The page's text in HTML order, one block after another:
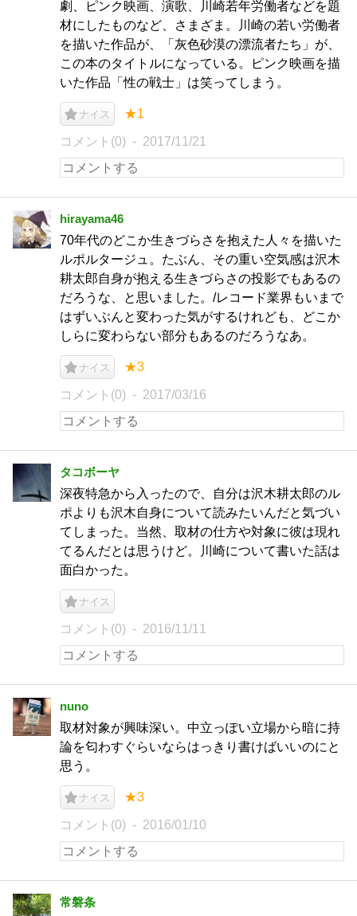
劇、ピンク映画、演歌、川崎若年労働者などを題
材にしたものなど、さまざま。川崎の若い労働者
を描いた作品が、「灰色砂漠の漂流者たち」が、
この本のタイトルになっている。ピンク映画を描
いた作品「性の戦士」は笑ってしまう。
ナイス ★1
コメント(0) 2017/11/21
hirayama46
70年代のどこか生きづらさを抱えた人々を描いた
ルポルタージュ。たぶん、その重い空気感は沢木
耕太郎自身が抱える生きづらさの投影でもあるの
だろうな、と思いました。/レコード業界もいまで
はずいぶんと変わった気がするけれども、どこか
しらに変わらない部分もあるのだろうなあ。
ナイス ★3
コメント(0) 2017/03/16
タコボーヤ
深夜特急から入ったので、自分は沢木耕太郎のル
ポよりも沢木自身について読みたいんだと気づい
てしまった。当然、取材の仕方や対象に彼は現れ
てるんだとは思うけど。川崎について書いた話は
面白かった。
ナイス
コメント(0) 2016/11/11
nuno
取材対象が興味深い。中立っぽい立場から暗に持
論を匂わすぐらいならはっきり書けばいいのにと
思う。
ナイス ★3
コメント(0) 2016/01/10
常磐条